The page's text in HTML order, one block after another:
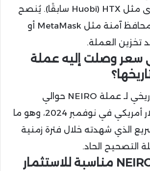
على منصات أخرى مثل HTX (Huobi سابقًا). يُنصح
دائمًا باستخدام محافظ آمنة مثل MetaMask أو
سعر وصلت إليه عملة
بلغ أعلى سعر تاريخي لـ عملة NEIRO حوالي
0.0030927 دولار أمريكي في نوفمبر 2024، وهو ما
الذي شهدته خلال فترة زمنية
التصحيح الحاد.
▪️ هل عملة NEIRO مناسبة للاستثمار